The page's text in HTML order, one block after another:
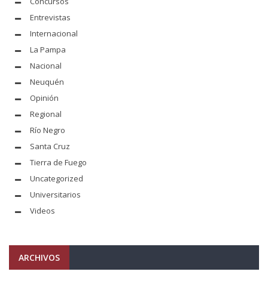
Entrevistas
Internacional
La Pampa
Nacional
Neuquén
Opinión
Regional
Río Negro
Santa Cruz
Tierra de Fuego
Uncategorized
Universitarios
Videos
ARCHIVOS